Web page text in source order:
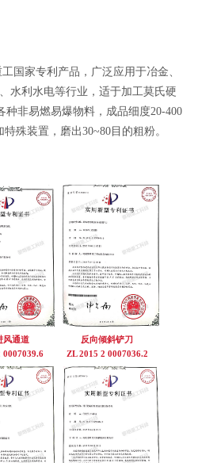
国家专利产品，广泛应用于冶金、
水利水电等行业，适于加工莫氏硬
种非易燃易爆物料，成品细度20-400
殊装置，磨出30~80目的粗粉。
风通道
0007039.6
反向倾斜铲刀
ZL 2015 2 0007036.2